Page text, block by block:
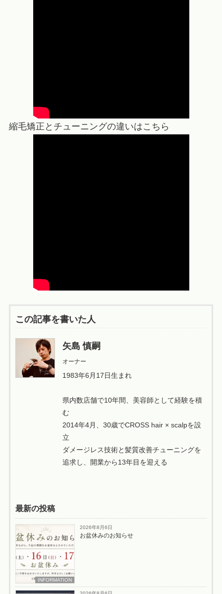
縮毛矯正とチューニングの違いはこちら
この記事を書いた人
矢島 慎嗣
オーナー
1983年6月17日生まれ
県内数店舗で10年間、美容師として経験を積
む
2014年4月、30歳でCROSS hair × scalpを設
立
ダメージレス技術と髪質改善チューニングを
追求し、開業から13年目を迎える
最新の投稿
INFORMATION
2026年8月6日
お盆休みのお知らせ